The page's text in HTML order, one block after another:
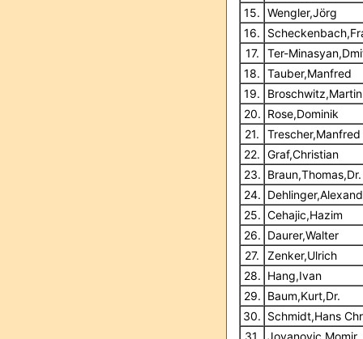
15. Wengler,Jörg
16.
17.
Ter-
18. Tauber,Manfred
19.
Broschwitz,Martin
20. Rose,Dominik
21.
Trescher,Manfred
22. Graf,Christian
23. Braun,Thomas,Dr.
24. Dehlinger,Alexand
25. Cehajic,Hazim
26. Daurer,Walter
27.
Zenker,Ulrich
28. Hang,Ivan
29. Baum,Kurt,Dr.
30. Schmidt,Hans
31.
Jovanovic,Momir